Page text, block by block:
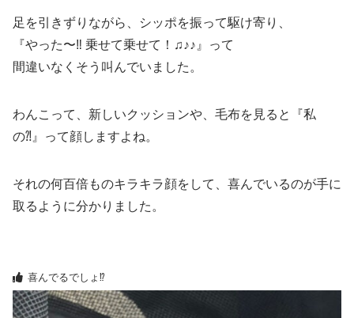
足を引きずりながら、シッポを振って駆け寄り、
『やった〜‼︎ 乗せて乗せて！♫♪♪』って
間違いなくそう叫んでいました。
わんこって、新しいクッションや、毛布を見ると『私
の⁈』って顔しますよね。
それの何百倍ものキラキラ顔をして、喜んでいるのが手に
取るように分かりました。
喜んでるでしょ⁉︎